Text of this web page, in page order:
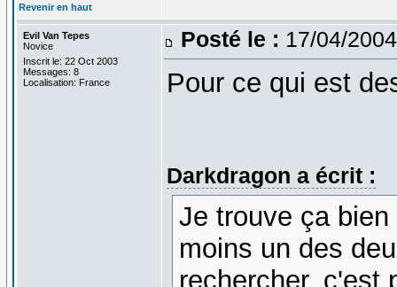
Revenir en haut
Evil Van Tepes
Novice
Inscrit le: 22 Oct 2003
Messages: 8
Localisation: France
Posté le : 17/04/
Pour ce qui est
Darkdragon a écrit :
Je trouve ça
moins un des
rechercher, c'est